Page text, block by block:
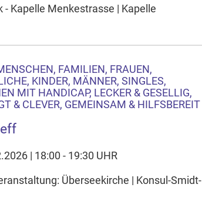
- Kapelle Menkestrasse | Kapelle
FAMILIEN, FRAUEN,
KINDER, MÄNNER, SINGLES,
MIT HANDICAP, LECKER & GESELLIG,
& CLEVER, GEMEINSAM & HILFSBEREIT
| 18:00 - 19:30 UHR
Überseekirche | Konsul-Smidt-